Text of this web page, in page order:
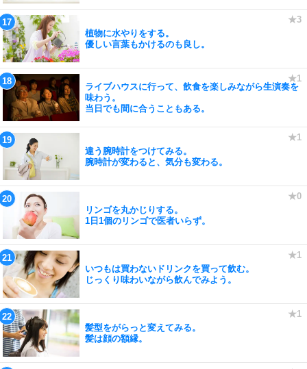
植物に水やりをする。
優しい言葉もかけるのも良し。
ライブハウスに行って、飲食を楽しみながら生演奏を
味わう。
当日でも間に合うこともある。
違う腕時計をつけてみる。
腕時計が変わると、気分も変わる。
リンゴを丸かじりする。
1日1個のリンゴで医者いらず。
いつもは買わないドリンクを買って飲む。
じっくり味わいながら飲んでみよう。
髪型をがらっと変えてみる。
髪は顔の額縁。